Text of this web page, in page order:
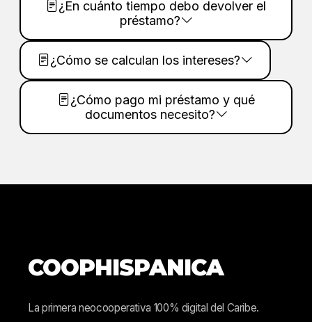
¿En cuánto tiempo debo devolver el
préstamo?
¿Cómo se calculan los intereses?
¿Cómo pago mi préstamo y qué
documentos necesito?
COOPHISPANICA
La primera neocooperativa 100% digital del Caribe.